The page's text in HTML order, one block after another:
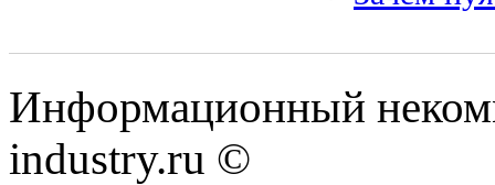
Информационный
industry.ru ©